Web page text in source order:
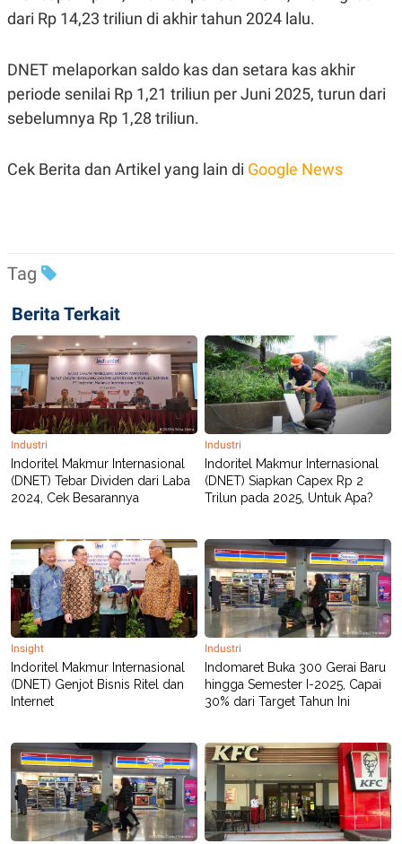
A
M
Y
L
E
E
.
I
D
L
G
E
T
K
K
E
T
E
E
P
A
P
E
R
A
D
V
E
R
T
S
I
N
G
K
E
I
A
.
I
D
SITEMAP
PEDOMAN
PEMBERITAAN
SIBER
PRIVACY
POLICY
dari Rp 14,23 triliun di akhir tahun 2024 lalu.
DNET melaporkan saldo kas dan setara kas akhir
periode senilai Rp 1,21 triliun per Juni 2025, turun dari
sebelumnya Rp 1,28 triliun.
Cek Berita dan Artikel yang lain di Google News
Tag
Berita Terkait
Industri
Indoritel Makmur Internasional
(DNET) Tebar Dividen dari Laba
2024, Cek Besarannya
Industri
Indoritel Makmur Internasional
(DNET) Siapkan Capex Rp 2
Trilun pada 2025, Untuk Apa?
Insight
Indoritel Makmur Internasional
(DNET) Genjot Bisnis Ritel dan
Internet
Industri
Indomaret Buka 300 Gerai Baru
hingga Semester I-2025, Capai
30% dari Target Tahun Ini